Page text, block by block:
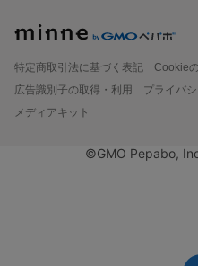
特定商取引法に基づく表記
Cookie
広告識別子の取得・利用
プライバ
メディアキット
©GMO Pepabo,